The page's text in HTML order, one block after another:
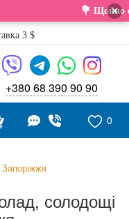
💐 Щойно ×
3 $
+380 68 390 90 90
0
солодощі